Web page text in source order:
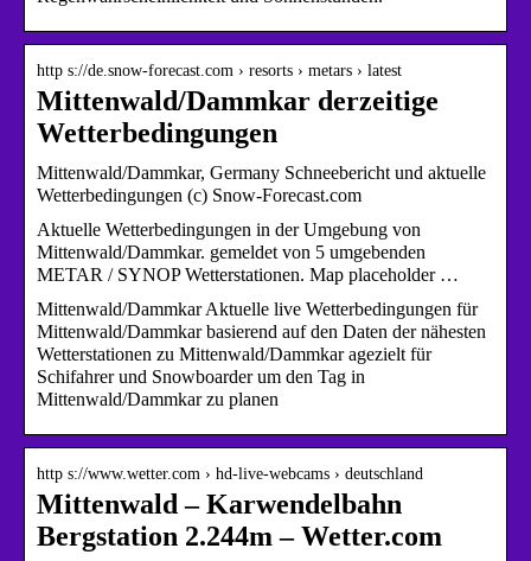
http s://de.snow-forecast.com › resorts › metars › latest
Mittenwald/Dammkar derzeitige
Wetterbedingungen
Mittenwald/Dammkar, Germany Schneebericht und aktuelle
Wetterbedingungen (c) Snow-Forecast.com
Aktuelle Wetterbedingungen in der Umgebung von
Mittenwald/Dammkar. gemeldet von 5 umgebenden
METAR / SYNOP Wetterstationen. Map placeholder …
Mittenwald/Dammkar Aktuelle live Wetterbedingungen für
Mittenwald/Dammkar basierend auf den Daten der nähesten
Wetterstationen zu Mittenwald/Dammkar agezielt für
Schifahrer und Snowboarder um den Tag in
Mittenwald/Dammkar zu planen
http s://www.wetter.com › hd-live-webcams › deutschland
Mittenwald – Karwendelbahn
Bergstation 2.244m – Wetter.com